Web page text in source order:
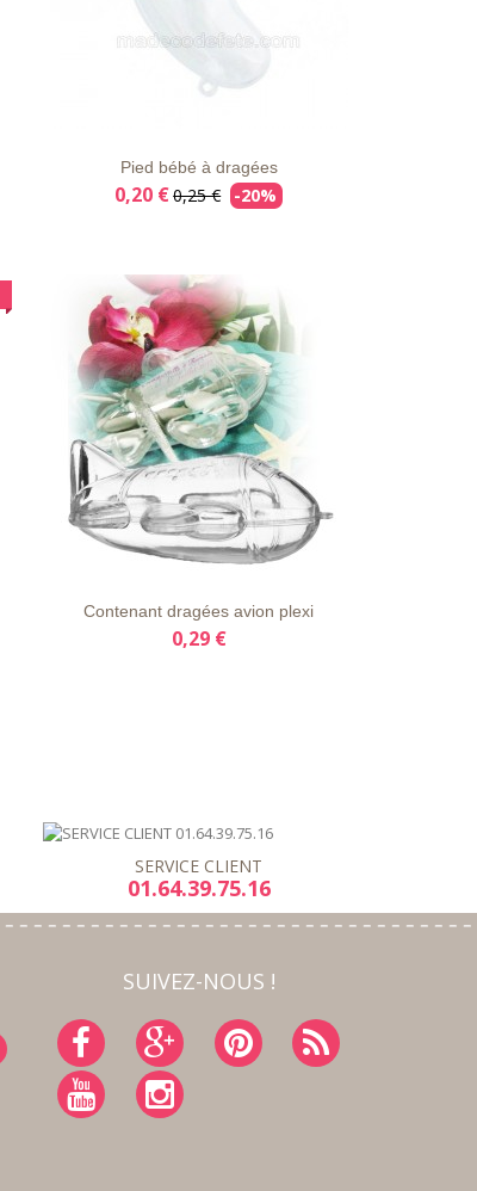
APERÇU
Pied bébé à dragées
0,20 €0,25 € -20%
LISTE
APERÇU
RAPIDE
DÉTAILS
Contenant dragées avion plexi
0,29 €
SERVICE CLIENT
01.64.39.75.16
SUIVEZ-NOUS !